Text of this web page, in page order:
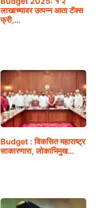
लाखाच्यावर उत्पन्न आता टॅक्स
फ्री,…
Budget : विकसित महाराष्ट्र
साकारणारा, लोकाभिमुख…